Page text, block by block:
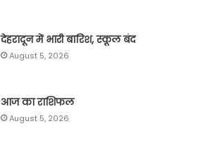
देहरादून में भारी बारिश, स्कूल बंद
August 5, 2026
आज का राशिफल
August 5, 2026